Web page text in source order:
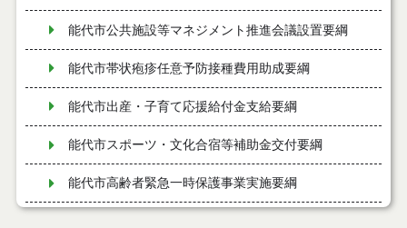
能代市公共施設等マネジメント推進会議設置要綱
能代市帯状疱疹任意予防接種費用助成要綱
能代市出産・子育て応援給付金支給要綱
能代市スポーツ・文化合宿等補助金交付要綱
能代市高齢者緊急一時保護事業実施要綱